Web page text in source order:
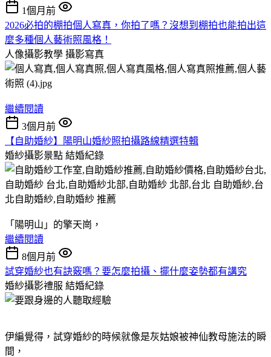
1個月前
2026必拍的棚拍個人寫真，你拍了嗎？沒想到棚拍也能拍出這
麼多種個人藝術照風格！
人像攝影教學 攝影寫真
繼續閱讀
3個月前
【自助婚紗】陽明山婚紗照拍攝路線精選特輯
婚紗攝影景點 結婚紀錄
「陽明山」的擎天崗，
繼續閱讀
8個月前
試穿婚紗也有訣竅嗎？要怎麼拍攝、擺什麼姿勢都有講究
婚紗攝影禮服 結婚紀錄
伊編覺得，試穿婚紗的時候就像是灰姑娘被神仙教母施法的瞬
間，